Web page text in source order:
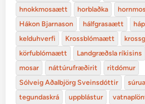
hnokkmosaætt
horblaðka
Hákon Bjarnason
hálfgrasaætt
kelduhverfi
Krossblómaætt
körfublómaætt
Landgræðsla ríkisins
mosar
náttúrufræðirit
ritdómur
Sólveig Aðalbjörg Sveinsdóttir
tegundaskrá
uppblástur